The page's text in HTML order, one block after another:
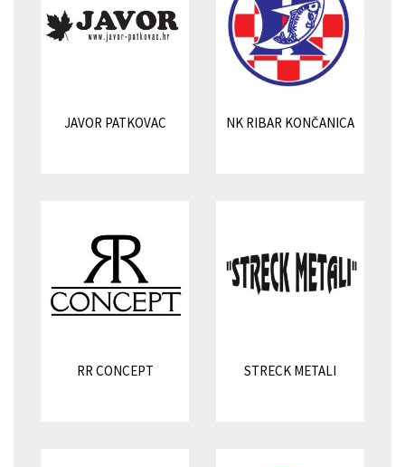
JAVOR PATKOVAC NK RIBAR KONČANICA
RR CONCEPT STRECK METALI